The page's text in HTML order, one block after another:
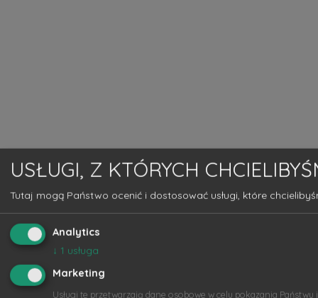
USŁUGI, Z KTÓRYCH
Tutaj mogą Państwo ocenić i dostosować usługi, które
Analytics
↓ 1 usługa
Marketing
Usługi te przetwarzają dane osobowe w celu pokazania